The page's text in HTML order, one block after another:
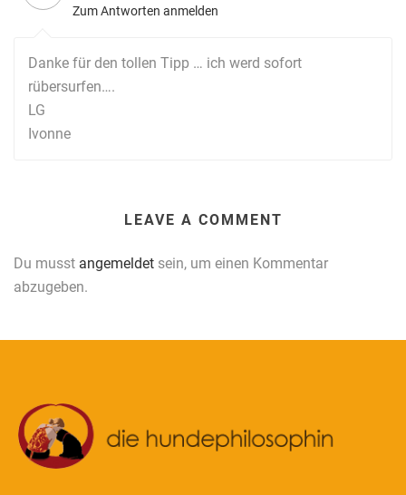
Zum Antworten anmelden
Danke für den tollen Tipp … ich werd sofort
rübersurfen….
LG
Ivonne
LEAVE A COMMENT
Du musst angemeldet sein, um einen Kommentar
abzugeben.